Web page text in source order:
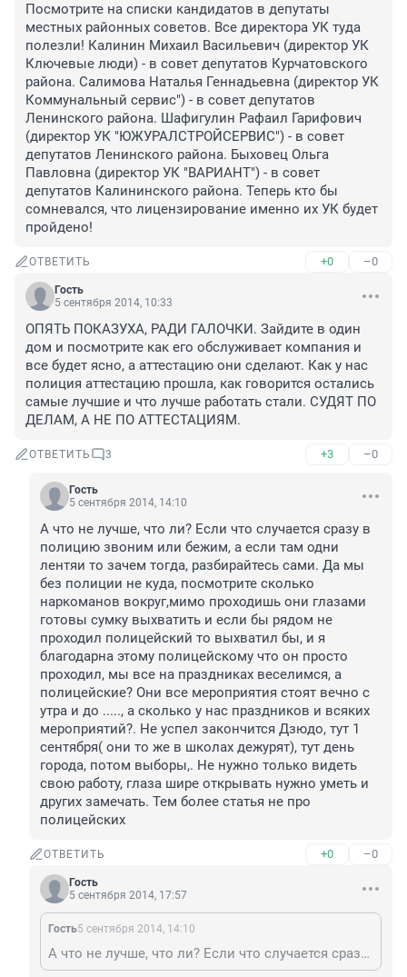
Посмотрите на списки кандидатов в депутаты
местных районных советов. Все директора УК туда
полезли! Калинин Михаил Васильевич (директор УК
Ключевые люди) - в совет депутатов Курчатовского
района. Салимова Наталья Геннадьевна (директор УК
Коммунальный сервис") - в совет депутатов
Ленинского района. Шафигулин Рафаил Гарифович
(директор УК "ЮЖУРАЛСТРОЙСЕРВИС") - в совет
депутатов Ленинского района. Быховец Ольга
Павловна (директор УК "ВАРИАНТ") - в совет
депутатов Калининского района. Теперь кто бы
сомневался, что лицензирование именно их УК будет
пройдено!
ОТВЕТИТЬ +0 –0
Гость
5 сентября 2014, 10:33
ОПЯТЬ ПОКАЗУХА, РАДИ ГАЛОЧКИ. Зайдите в один
дом и посмотрите как его обслуживает компания и
все будет ясно, а аттестацию они сделают. Как у нас
полиция аттестацию прошла, как говорится остались
самые лучшие и что лучше работать стали. СУДЯТ ПО
ДЕЛАМ, А НЕ ПО АТТЕСТАЦИЯМ.
ОТВЕТИТЬ 3 +3 –0
Гость
5 сентября 2014, 14:10
А что не лучше, что ли? Если что случается сразу в
полицию звоним или бежим, а если там одни
лентяи то зачем тогда, разбирайтесь сами. Да мы
без полиции не куда, посмотрите сколько
наркоманов вокруг,мимо проходишь они глазами
готовы сумку выхватить и если бы рядом не
проходил полицейский то выхватил бы, и я
благодарна этому полицейскому что он просто
проходил, мы все на праздниках веселимся, а
полицейские? Они все мероприятия стоят вечно с
утра и до ....., а сколько у нас праздников и всяких
мероприятий?. Не успел закончится Дзюдо, тут 1
сентября( они то же в школах дежурят), тут день
города, потом выборы,. Не нужно только видеть
свою работу, глаза шире открывать нужно уметь и
других замечать. Тем более статья не про
полицейских
ОТВЕТИТЬ +0 –0
Гость
5 сентября 2014, 17:57
Гость5 сентября 2014, 14:10
А что не лучше, что ли? Если что случается сразу в полицию звоним или бежим, а если там одни лентяи то зачем тогда, разбирайтесь сами. Да мы без полиции не куда, посмотрите сколько наркоманов вокруг,мимо проходишь они глазами готовы сумку выхватить и если бы рядом не проходил полицейский то выхватил бы, и я благодарна этому полицейскому что он просто проходил, мы все на праздниках веселимся, а полицейские? Они все мероприятия стоят вечно с утра и до ....., а сколько у нас праздников и всяких мероприятий?. Не успел закончится Дзюдо, тут 1 сентября( они то же в школах дежурят), тут день города, потом выборы,. Не нужно только видеть свою работу, глаза шире открывать нужно уметь и других замечать. Тем более статья не про полицейских